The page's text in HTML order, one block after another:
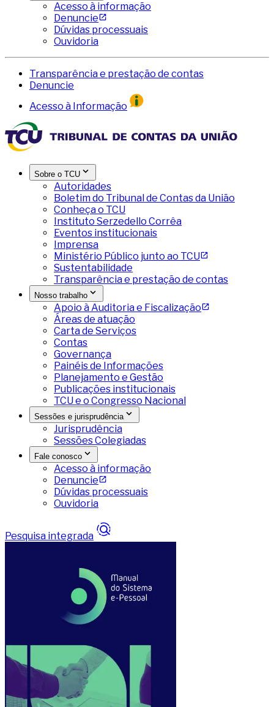
Acesso à informação
Denuncie
Dúvidas processuais
Ouvidoria
Transparência e prestação de contas
Denuncie
Acesso à Informação
Sobre o TCU
Autoridades
Boletim do Tribunal de Contas da União
Conheça o TCU
Instituto Serzedello Corrêa
Eventos institucionais
Imprensa
Ministério Público junto ao TCU
Sustentabilidade
Transparência e prestação de contas
Nosso trabalho
Apoio à Auditoria e Fiscalização
Áreas de atuação
Carta de Serviços
Contas
Governança
Painéis de Informações
Planejamento e Gestão
Publicações institucionais
TCU e o Congresso Nacional
Sessões e jurisprudência
Jurisprudência
Sessões Colegiadas
Fale conosco
Acesso à informação
Denuncie
Dúvidas processuais
Ouvidoria
Pesquisa integrada